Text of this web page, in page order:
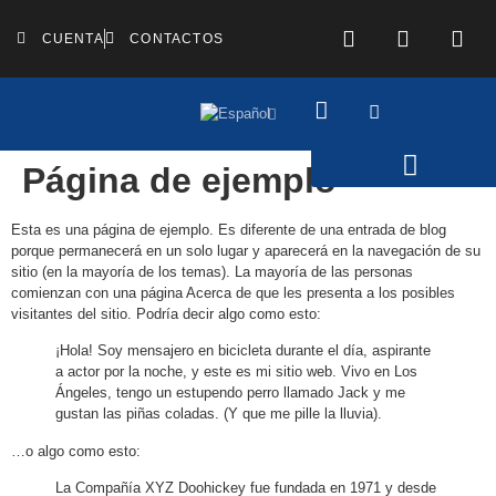
CUENTA CONTACTOS
Página de ejemplo
Esta es una página de ejemplo. Es diferente de una entrada de blog
porque permanecerá en un solo lugar y aparecerá en la navegación de su
sitio (en la mayoría de los temas). La mayoría de las personas
comienzan con una página Acerca de que les presenta a los posibles
visitantes del sitio. Podría decir algo como esto:
¡Hola! Soy mensajero en bicicleta durante el día, aspirante
a actor por la noche, y este es mi sitio web. Vivo en Los
Ángeles, tengo un estupendo perro llamado Jack y me
gustan las piñas coladas. (Y que me pille la lluvia).
…o algo como esto:
La Compañía XYZ Doohickey fue fundada en 1971 y desde